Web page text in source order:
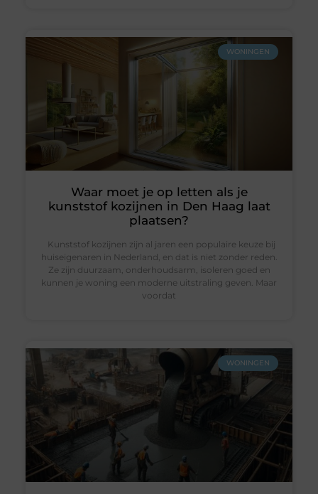
WONINGEN
Waar moet je op letten als je
kunststof kozijnen in Den Haag laat
plaatsen?
Kunststof kozijnen zijn al jaren een populaire keuze bij
huiseigenaren in Nederland, en dat is niet zonder reden.
Ze zijn duurzaam, onderhoudsarm, isoleren goed en
kunnen je woning een moderne uitstraling geven. Maar
voordat
WONINGEN